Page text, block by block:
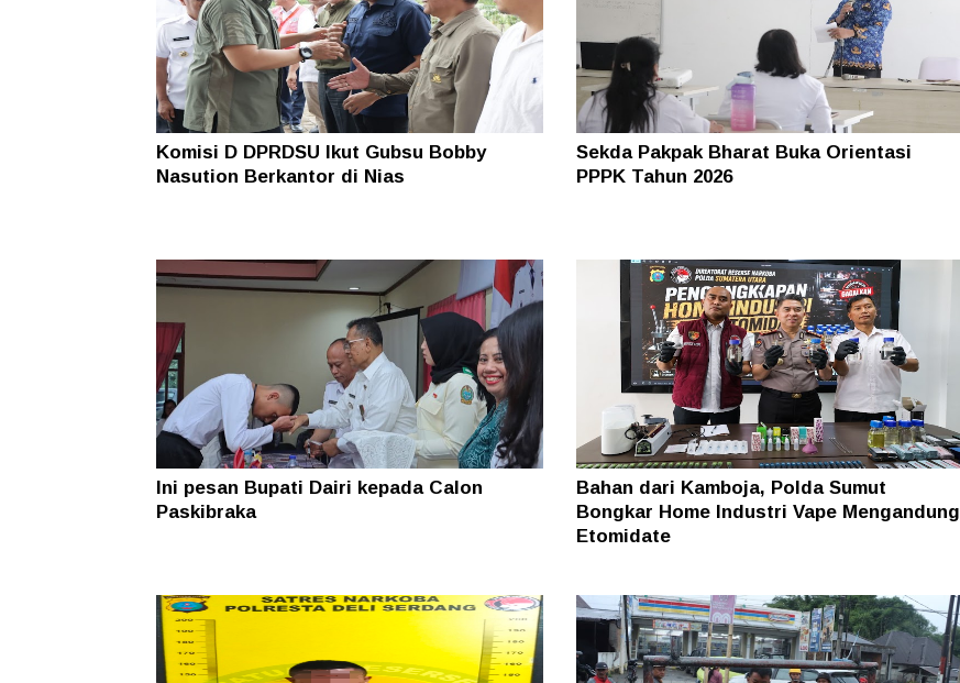
Komisi D DPRDSU Ikut Gubsu Bobby
Nasution Berkantor di Nias
Sekda Pakpak Bharat Buka Orientasi
PPPK Tahun 2026
Ini pesan Bupati Dairi kepada Calon
Paskibraka
Bahan dari Kamboja, Polda Sumut
Bongkar Home Industri Vape Mengandung
Etomidate